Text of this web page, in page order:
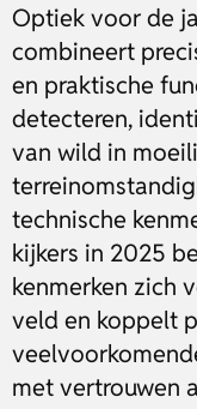
Optiek voor de
combineert
en praktische
detecteren,
van wild in
technische
kijkers in 2025
kenmerken zich
veld en koppelt
met vertrouwen